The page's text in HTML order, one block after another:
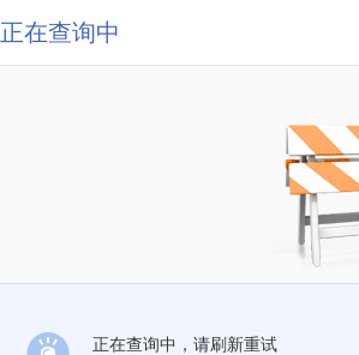
正在查询中
正在查询中，请刷新重试